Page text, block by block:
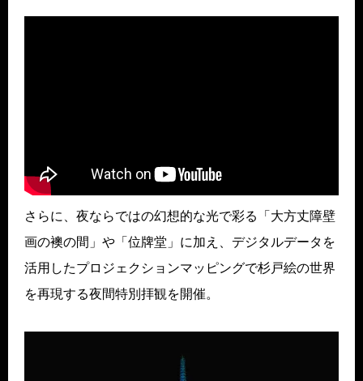
さらに、夜ならではの幻想的な光で彩る「大方丈障壁
画の襖の間」や「位牌堂」に加え、デジタルデータを
活用したプロジェクションマッピングで杉戸絵の世界
を再現する夜間特別拝観を開催。